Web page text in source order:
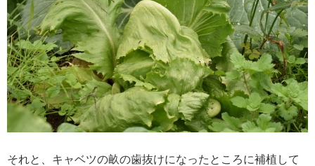
それと、キャベツの畝の歯抜けになったところに補植して